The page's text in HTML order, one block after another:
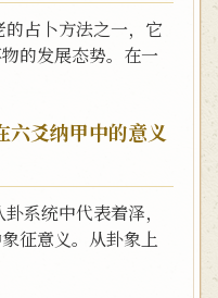
占卜方法之一，它
的发展态势。在一
六爻纳甲中的意义
系统中代表着泽，
征意义。从卦象上